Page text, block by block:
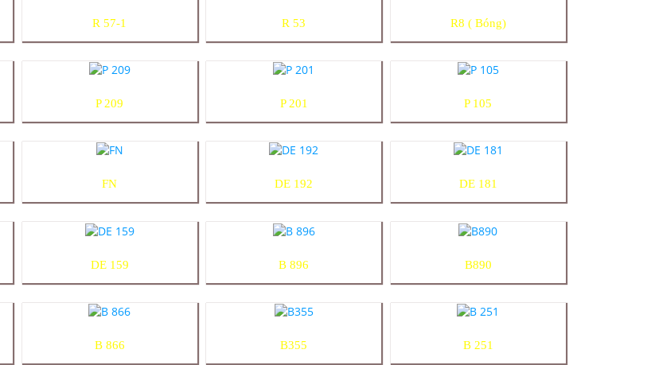
R 57-1 R 53 R8 ( Bóng)
P 209 P 201 P 105
FN DE 192 DE 181
DE 159 B 896 B890
B 866 B355 B 251